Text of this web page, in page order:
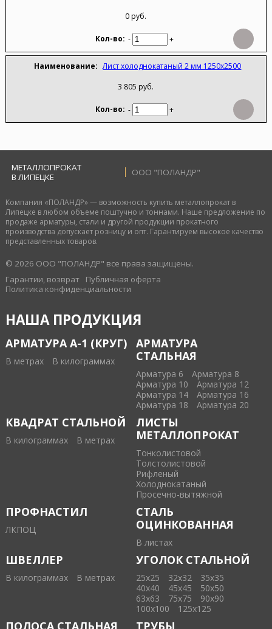
0 руб.
- +
Лист холоднокатаный 2 мм 1250х2500
3 805 руб.
- +
МЕТАЛЛОПРОКАТ
В ЛИПЕЦКЕ
ООО "ПОЛАНДР"
Компания «ПОЛАНДР» — возможность купить металлопрокат в
Липецке в любом объеме поштучно и тоннами. Наше предложение по
продаже арматуры, стали и другой продукции прокатного
производства допускает розницу и опт. Гарантируем высокое качество
представленных товаров.
© 2026 ООО "ПОЛАНДР" все права защищены.
Гарантии, возврат
Публичная оферта
Политика конфиденциальности
НАША ПРОДУКЦИЯ
АРМАТУРА А-1 (КРУГ)
В метрах В килограммах
АРМАТУРА
СТАЛЬНАЯ
Арматура 6
Арматура 8
Арматура 10
Арматура 12
Арматура 14
Арматура 16
Арматура 18
Арматура 20
КВАДРАТ СТАЛЬНОЙ
В килограммах В метрах
ЛИСТЫ
МЕТАЛЛОПРОКАТ
Тонколистовой
Толстолистовой
Рифленый
Холоднокатаный
Проcечно-вытяжной
ПРОФНАСТИЛ
ЛКПОЦ
СТАЛЬ
ОЦИНКОВАННАЯ
В листах
ШВЕЛЛЕР
В килограммах В метрах
УГОЛОК СТАЛЬНОЙ
25х25 32х32
35х35
40х40
45х45
50х50
63х63
75х75
90х90
100х100
125х125
ПОЛОСА СТАЛЬНАЯ ТРУБЫ